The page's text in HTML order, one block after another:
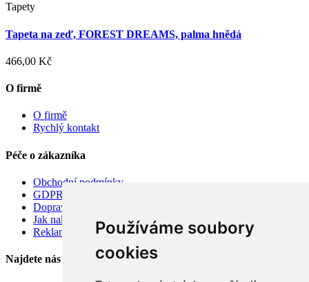
Používáme soubory
cookies
Tapety
Tapeta na zeď, FOREST DREAMS, palma hnědá
466,00 Kč
O firmě
O firmě
Rychlý kontakt
Péče o zákazníka
Obchodní podmínky
GDPR
Doprava
Jak nakupovat
Reklamace
Najdete nás